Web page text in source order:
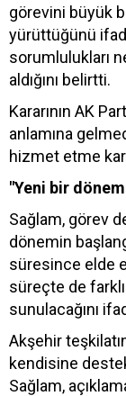
görevini büyük
yürüttüğünü
sorumlulukları
aldığını belirtti.
Kararının AK
anlamına
hizmet etme
"Yeni bir
Sağlam, görev
dönemin
süresince elde
süreçte de
sunulacağını
Akşehir
kendisine
Sağlam,